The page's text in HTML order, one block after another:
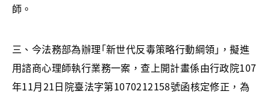
師。
三、今法務部為辦理｢新世代反毒策略行動綱領｣，擬進
用諮商心理師執行業務一案，查上開計畫係由行政院107
年11月21日院臺法字第1070212158號函核定修正，為